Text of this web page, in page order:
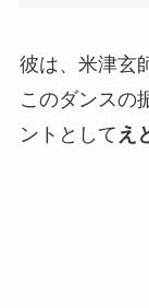
彼は、米津玄
このダンスの
ントとして え